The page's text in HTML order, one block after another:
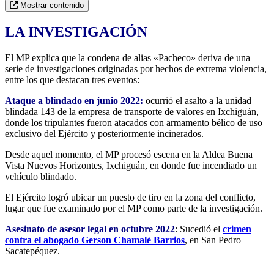
Mostrar contenido
LA INVESTIGACIÓN
El MP explica que la condena de alias «Pacheco» deriva de una
serie de investigaciones originadas por hechos de extrema violencia,
entre los que destacan tres eventos:
Ataque a blindado en junio 2022: ocurrió el asalto a la unidad
blindada 143 de la empresa de transporte de valores en Ixchiguán,
donde los tripulantes fueron atacados con armamento bélico de uso
exclusivo del Ejército y posteriormente incinerados.
Desde aquel momento, el MP procesó escena en la Aldea Buena
Vista Nuevos Horizontes, Ixchiguán, en donde fue incendiado un
vehículo blindado.
El Ejército logró ubicar un puesto de tiro en la zona del conflicto,
lugar que fue examinado por el MP como parte de la investigación.
Asesinato de asesor legal en octubre 2022: Sucedió el crimen
contra el abogado Gerson Chamalé Barrios, en San Pedro
Sacatepéquez.